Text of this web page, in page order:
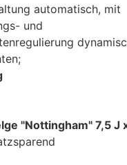
automatisch, mit
und
"Nottingham" 7,5 J